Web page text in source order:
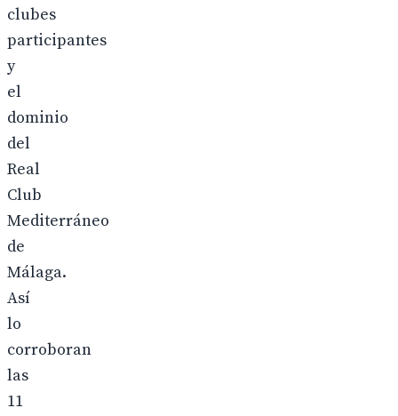
clubes
participantes
y
el
dominio
del
Real
Club
Mediterráneo
de
Málaga.
Así
lo
corroboran
las
11